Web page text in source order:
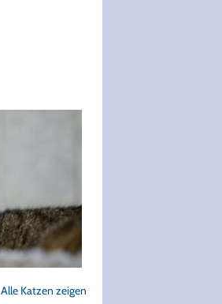
Alle Katzen zeigen